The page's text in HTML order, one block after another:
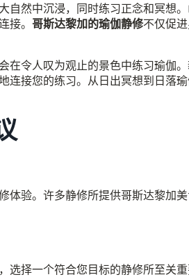
自然中沉浸，同时练习正念和冥想
接。 哥斯达黎加的瑜伽静修不仅促
在令人叹为观止的景色中练习瑜伽
连接您的练习。从日出冥想到日落
体验。许多静修所提供哥斯达黎加
选择一个符合您目标的静修所至关